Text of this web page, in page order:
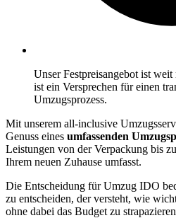
Unser Festpreisangebot ist
ist ein Versprechen für einen
Umzugsprozess.
Mit unserem all-inclusive
Genuss eines umfassenden
Leistungen von der Verpackung bis
Ihrem neuen Zuhause umfasst.
Die Entscheidung für Umzug IDO
zu entscheiden, der versteht, wie
ohne dabei das Budget zu